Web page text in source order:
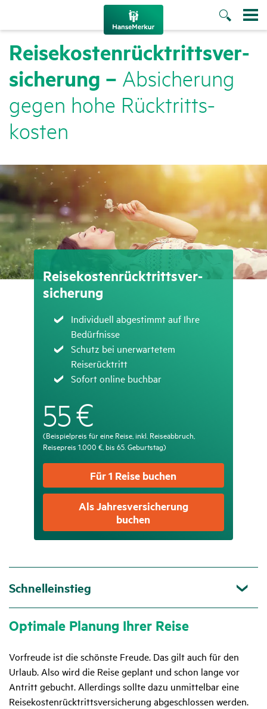
Reise­kos­ten­rück­tritts­ver­
si­che­rung – Absi­che­rung
gegen hohe Rück­tritts­
kosten
Reise­kos­ten­rück­tritts­ver­
si­che­rung
Zutreffend
Individuell abgestimmt auf Ihre
Bedürfnisse
Zutreffend
Schutz bei unerwartetem
Reiserücktritt
Zutreffend
Sofort online buchbar
55€
(Beispielpreis für eine Reise, inkl. Reiseabbruch,
Reisepreis 1.000 €, bis 65. Geburtstag)
Für 1 Reise buchen
Als Jahres­ver­si­che­rung
buchen
Schnelleinstieg
Opti­male Planung Ihrer Reise
Vorfreude ist die schönste Freude. Das gilt auch für den
Urlaub. Also wird die Reise geplant und schon lange vor
Antritt gebucht. Allerdings sollte dazu unmittelbar eine
Reisekostenrücktrittsversicherung abgeschlossen werden.